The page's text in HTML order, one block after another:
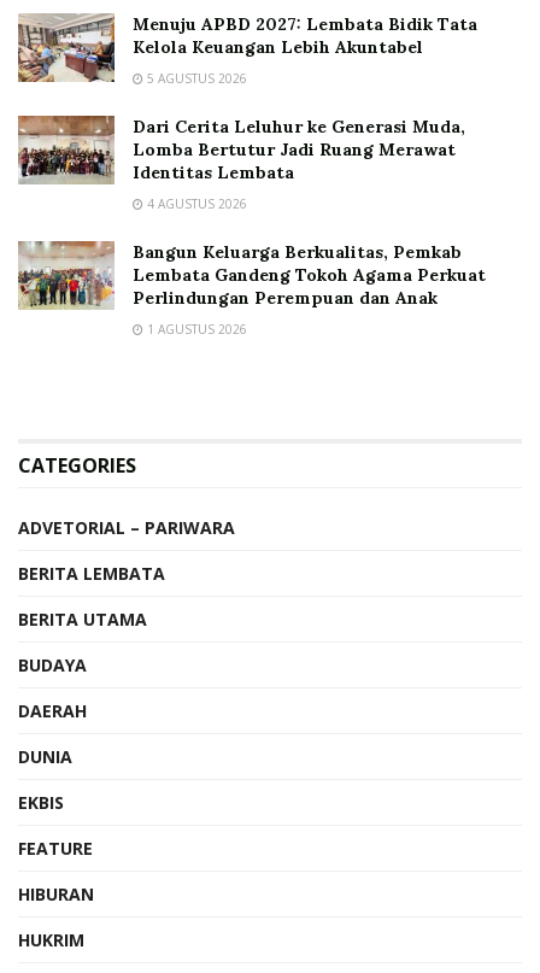
Menuju APBD 2027: Lembata Bidik Tata
Kelola Keuangan Lebih Akuntabel
5 AGUSTUS 2026
Dari Cerita Leluhur ke Generasi Muda,
Lomba Bertutur Jadi Ruang Merawat
Identitas Lembata
4 AGUSTUS 2026
Bangun Keluarga Berkualitas, Pemkab
Lembata Gandeng Tokoh Agama Perkuat
Perlindungan Perempuan dan Anak
1 AGUSTUS 2026
CATEGORIES
ADVETORIAL – PARIWARA
BERITA LEMBATA
BERITA UTAMA
BUDAYA
DAERAH
DUNIA
EKBIS
FEATURE
HIBURAN
HUKRIM